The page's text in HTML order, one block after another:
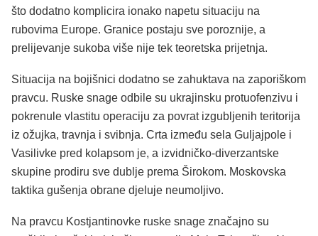
što dodatno komplicira ionako napetu situaciju na
rubovima Europe. Granice postaju sve poroznije, a
prelijevanje sukoba više nije tek teoretska prijetnja.
Situacija na bojišnici dodatno se zahuktava na zaporiškom
pravcu. Ruske snage odbile su ukrajinsku protuofenzivu i
pokrenule vlastitu operaciju za povrat izgubljenih teritorija
iz ožujka, travnja i svibnja. Crta između sela Guljajpole i
Vasilivke pred kolapsom je, a izvidničko-diverzantske
skupine prodiru sve dublje prema Širokom. Moskovska
taktika gušenja obrane djeluje neumoljivo.
Na pravcu Kostjantinovke ruske snage značajno su